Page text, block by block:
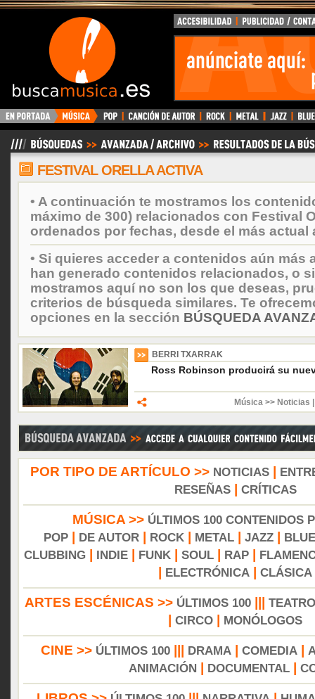
BuscaMusica.es
FESTIVAL ORELLA ACTIVA
• A continuación te mostramos los
máximo de 300) relacionados con Festival
ordenados por fechas, desde el más actual
• Si quieres acceder a contenidos aún más
han generado contenidos relacionados, o
mostramos aquí no son los que deseas,
criterios de búsqueda similares. Te
opciones en la sección BÚSQUEDA
BERRI TXARRAK
Ross Robinson producirá su
Música >> Noticias
POR TIPO DE ARTÍCULO >> NOTICIAS|
RESEÑAS| CRÍTICAS
MÚSICA >> ÚLTIMOS 100 CONTENIDOS
POP
DE AUTOR ROCK METAL JAZZ
CLUBBING
INDIE FUNK SOUL RAP
ELECTRÓNICA CLÁSICA
ARTES ESCÉNICAS >> ÚLTIMOS 100||| TEATRO
CIRCO MONÓLOGOS
CINE >> ÚLTIMOS 100 DRAMA COMEDIA
ANIMACIÓN
DOCUMENTAL|